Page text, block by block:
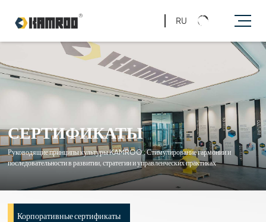
RU
СЕРТИФИКАТЫ
Руководящие принципы культуры KAMROO : Стимулирование гармонии и
последовательности в развитии, стратегии и управленческих практиках
Корпоративные сертификаты